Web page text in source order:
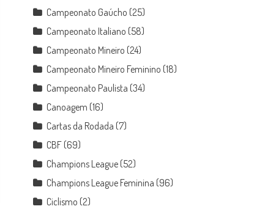
Campeonato Gaúcho (25)
Campeonato Italiano (58)
Campeonato Mineiro (24)
Campeonato Mineiro Feminino (18)
Campeonato Paulista (34)
Canoagem (16)
Cartas da Rodada (7)
CBF (69)
Champions League (52)
Champions League Feminina (96)
Ciclismo (2)